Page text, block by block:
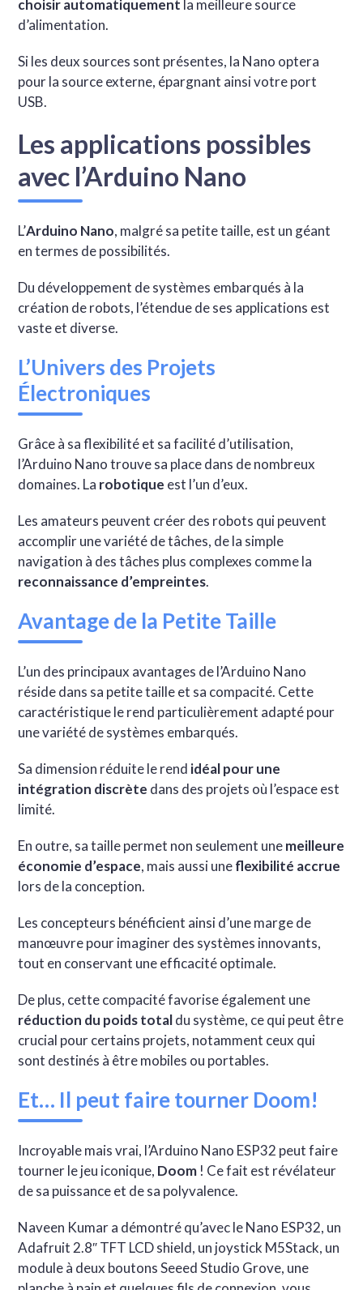
choisir automatiquement la meilleure source
d’alimentation.
Si les deux sources sont présentes, la Nano optera
pour la source externe, épargnant ainsi votre port
USB.
Les applications possibles
avec l’Arduino Nano
L’Arduino Nano, malgré sa petite taille, est un géant
en termes de possibilités.
Du développement de systèmes embarqués à la
création de robots, l’étendue de ses applications est
vaste et diverse.
L’Univers des Projets
Électroniques
Grâce à sa flexibilité et sa facilité d’utilisation,
l’Arduino Nano trouve sa place dans de nombreux
domaines. La robotique est l’un d’eux.
Les amateurs peuvent créer des robots qui peuvent
accomplir une variété de tâches, de la simple
navigation à des tâches plus complexes comme la
reconnaissance d’empreintes.
Avantage de la Petite Taille
L’un des principaux avantages de l’Arduino Nano
réside dans sa petite taille et sa compacité. Cette
caractéristique le rend particulièrement adapté pour
une variété de systèmes embarqués.
Sa dimension réduite le rend idéal pour une
intégration discrète dans des projets où l’espace est
limité.
En outre, sa taille permet non seulement unemeilleure
économie d’espace, mais aussi uneflexibilité accrue
lors de la conception.
Les concepteurs bénéficient ainsi d’une marge de
manœuvre pour imaginer des systèmes innovants,
tout en conservant une efficacité optimale.
De plus, cette compacité favorise également une
réduction du poids totaldu système, ce qui peut être
crucial pour certains projets, notamment ceux qui
sont destinés à être mobiles ou portables.
Et… Il peut faire tourner Doom!
Incroyable mais vrai, l’Arduino Nano ESP32 peut faire
tourner le jeu iconique, Doom ! Ce fait est révélateur
de sa puissance et de sa polyvalence.
Naveen Kumar a démontré qu’avec le Nano ESP32, un
Adafruit 2.8″ TFT LCD shield, un joystick M5Stack, un
module à deux boutons Seeed Studio Grove, une